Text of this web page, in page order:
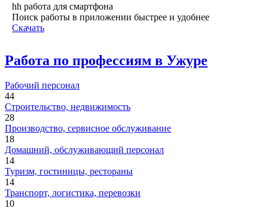
hh работа для смартфона
Поиск работы в приложении быстрее и удобнее
Скачать
Работа по профессиям в Ужуре
Рабочий персонал
44
Строительство, недвижимость
28
Производство, сервисное обслуживание
18
Домашний, обслуживающий персонал
14
Туризм, гостиницы, рестораны
14
Транспорт, логистика, перевозки
10